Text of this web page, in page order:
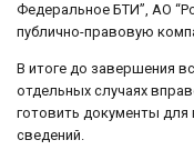
Федеральное БТИ”, АО
публично-правовую
В итоге до завершения
отдельных случаях
готовить документы
сведений.